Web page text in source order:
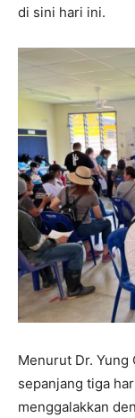
di sini hari ini.
Menurut Dr. Yung
sepanjang tiga
menggalakkan